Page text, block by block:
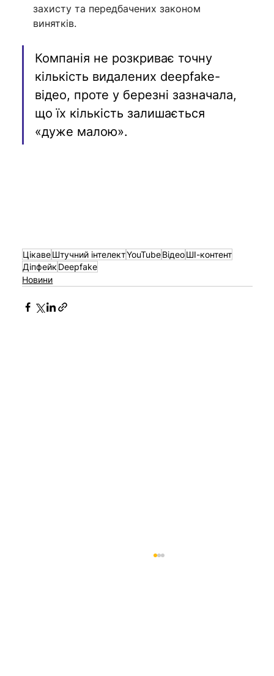
захисту та передбачених законом
винятків.
Компанія не розкриває точну
кількість видалених deepfake-
відео, проте у березні зазначала,
що їх кількість залишається
«дуже малою».
ЦікавеШтучний інтелектYouTubeВідеоШІ-контент
Діпфейк Deepfake
Новини